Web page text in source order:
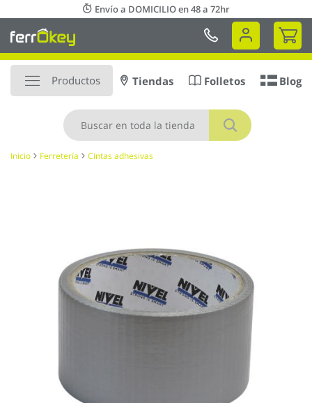
al
contenido
Envío a DOMICILIO en 48 a 72hr
Mi
Productos
Buscar
Tiendas Folletos Blog
Inicio Ferretería Cintas adhesivas